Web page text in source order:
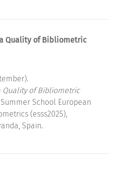
Quality of Bibliometric
Quality of Bibliometric
School European
(esss2025),
Spain.